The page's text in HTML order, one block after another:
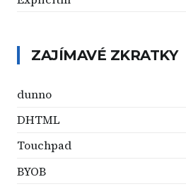
ZAJÍMAVÉ ZKRATKY
dunno
DHTML
Touchpad
BYOB